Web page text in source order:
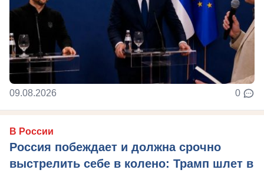
09.08.2026 0
В России
Россия побеждает и должна срочно
выстрелить себе в колено: Трамп шлет в